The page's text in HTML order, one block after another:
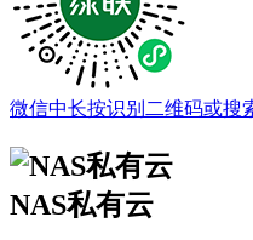
微信中长按识别二维码或搜
NAS私有云